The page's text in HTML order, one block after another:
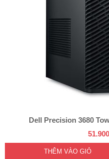
Dell Precision 3680